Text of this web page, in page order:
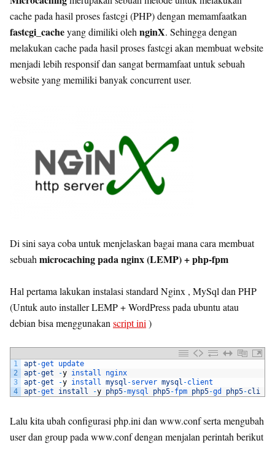
cache pada hasil proses fastcgi (PHP) dengan memamfaatkan
fastcgi_cacheyang dimiliki oleh nginX. Sehingga dengan
melakukan cache pada hasil proses fastcgi akan membuat website
menjadi lebih responsif dan sangat bermamfaat untuk sebuah
website yang memiliki banyak concurrent user.
Di sini saya coba untuk menjelaskan bagai mana cara membuat
sebuah microcaching pada nginx (LEMP) + php-fpm
Hal pertama lakukan instalasi standard Nginx , MySql dan PHP
(Untuk auto installer LEMP + WordPress pada ubuntu atau
debian bisa menggunakan script ini )
1
2
3
4
apt -get update
apt -get -y install nginx
apt -get -y install mysql -server mysql -client
apt -get install -y php5-mysql php5-fpm php5-gd php5-cli
Lalu kita ubah configurasi php.ini dan www.conf serta mengubah
user dan group pada www.conf dengan menjalan perintah berikut